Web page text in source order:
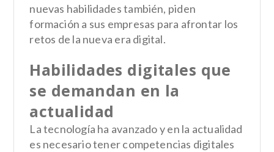
nuevas habilidades también, piden
formación a sus empresas para afrontar los
retos de la nueva era digital.
Habilidades digitales que
se demandan en la
actualidad
La tecnología ha avanzado y en la actualidad
es necesario tener competencias digitales